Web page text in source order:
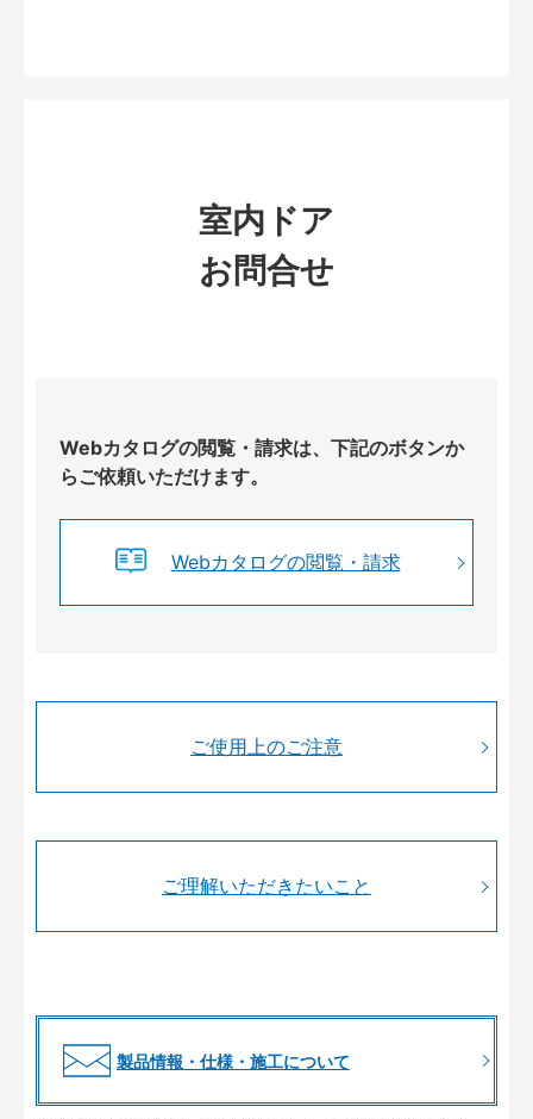
室内ドア
お問合せ
Webカタログの閲覧・請求は、下記のボタンか
らご依頼いただけます。
Webカタログの閲覧・請求
ご使用上のご注意
ご理解いただきたいこと
製品情報・仕様・施工について